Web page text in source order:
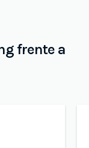
frente a